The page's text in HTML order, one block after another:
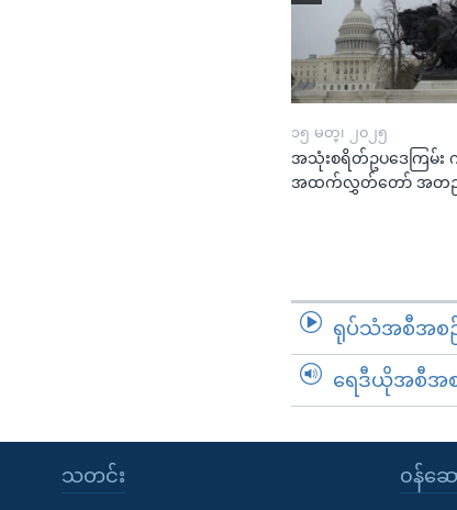
၁၅ မတ္၊ ၂၀၂၅
အသုံးစရိတ်ဥပဒေကြမ်း
အထက်လွှတ်တော် အတ
ရုပ်သံအစီအစဉ်
ရေဒီယိုအစီအစ
သတင်း ၀န်ဆေ